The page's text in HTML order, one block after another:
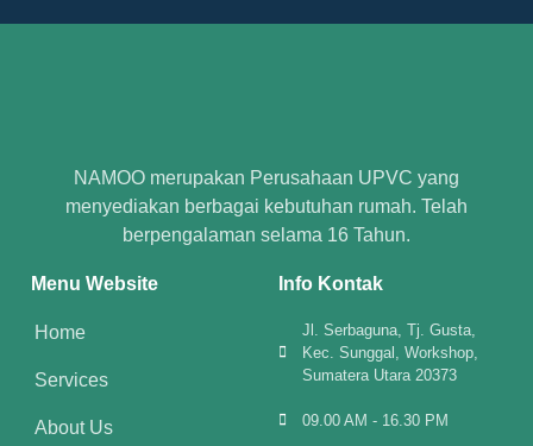
NAMOO merupakan Perusahaan UPVC yang
menyediakan berbagai kebutuhan rumah. Telah
berpengalaman selama 16 Tahun.
Menu Website
Home
Services
About Us
Info Kontak
Jl. Serbaguna, Tj. Gusta,
Kec. Sunggal, Workshop,
Sumatera Utara 20373
09.00 AM - 16.30 PM